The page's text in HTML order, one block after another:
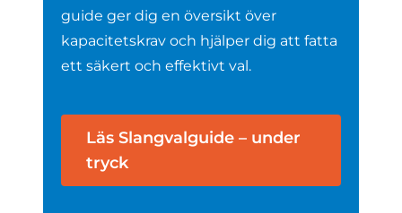
guide ger dig en översikt över
kapacitetskrav och hjälper dig att fatta
ett säkert och effektivt val.
Läs Slangvalguide – under
tryck